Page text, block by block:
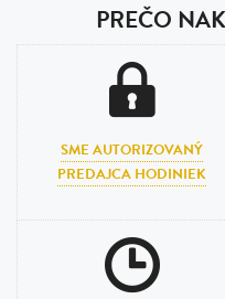
PREČO
SME AUTORIZOVANÝ
PREDAJCA HODINIEK